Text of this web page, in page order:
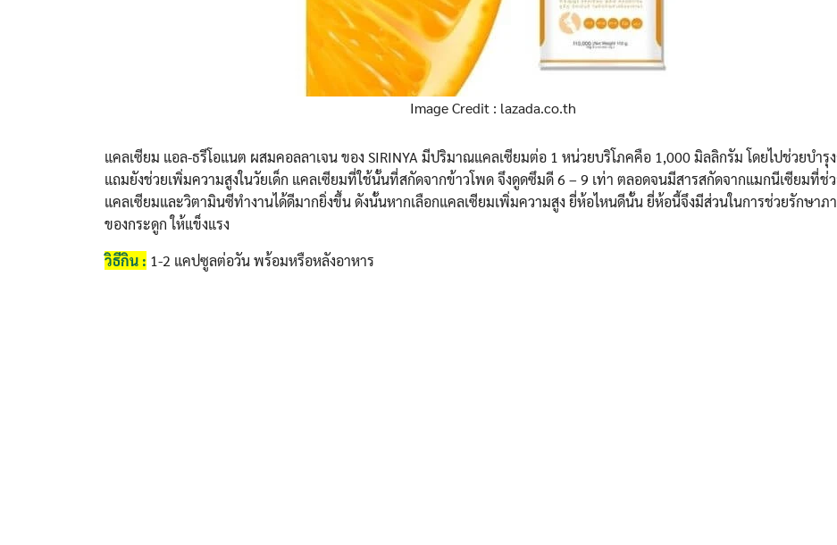
Image Credit : lazada.co.th
แคลเซียม แอล-ธรีโอแนต ผสมคอลลาเจน ของ SIRINYA มีปริมาณแคลเซียมต่อ 1 หน่วยบริโภคคือ 1,000 มิลลิกรัม โดยไปช่วยบำรุ
แถมยังช่วยเพิ่มความสูงในวัยเด็ก แคลเซียมที่ใช้นั้นที่สกัดจากข้าวโพด จึงดูดซึมดี 6 – 9 เท่า ตลอดจนมีสารสกัดจากแมกนีเซียมที่ช่
แคลเซียมและวิตามินซีทำงานได้ดีมากยิ่งขึ้น ดังนั้นหากเลือกแคลเซียมเพิ่มความสูง ยี่ห้อไหนดีนั้น ยี่ห้อนี้จึงมีส่วนในการช่วยรักษาภ
ของกระดูก ให้แข็งแรง
วิธีกิน : 1-2 แคปซูลต่อวัน พร้อมหรือหลังอาหาร